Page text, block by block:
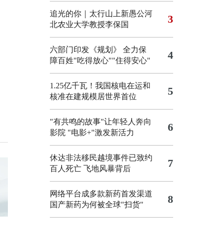
追光的你｜太行山上新愚公河
北农业大学教授李保国
3
六部门印发《规划》 全力保
障百姓"吃得放心""住得安心"
4
1.25亿千瓦！我国核电在运和
核准在建规模居世界首位
5
"有共鸣的故事"让年轻人奔向
影院 "电影+"激发新活力 6
休达非法移民越境事件已致约
百人死亡 飞地风暴背后 7
网络平台成多款新药首发渠道
国产新药为何被全球"扫货"
8